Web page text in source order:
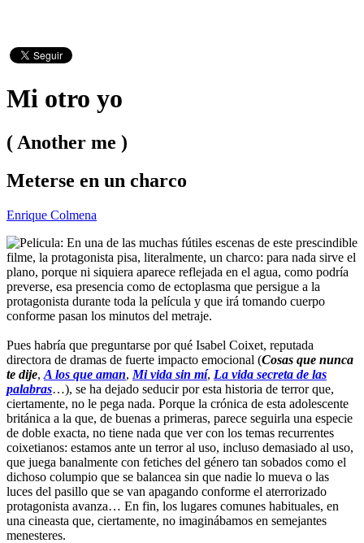
Mi otro yo
( Another me )
Meterse en un charco
Enrique Colmena
En una de las muchas fútiles escenas de este prescindible
filme, la protagonista pisa, literalmente, un charco: para nada sirve el
plano, porque ni siquiera aparece reflejada en el agua, como podría
preverse, esa presencia como de ectoplasma que persigue a la
protagonista durante toda la película y que irá tomando cuerpo
conforme pasan los minutos del metraje.
Pues habría que preguntarse por qué Isabel Coixet, reputada
directora de dramas de fuerte impacto emocional (Cosas que nunca
te dije, A los que aman, Mi vida sin mí, La vida secreta de las
palabras…), se ha dejado seducir por esta historia de terror que,
ciertamente, no le pega nada. Porque la crónica de esta adolescente
británica a la que, de buenas a primeras, parece seguirla una especie
de doble exacta, no tiene nada que ver con los temas recurrentes
coixetianos: estamos ante un terror al uso, incluso demasiado al uso,
que juega banalmente con fetiches del género tan sobados como el
dichoso columpio que se balancea sin que nadie lo mueva o las
luces del pasillo que se van apagando conforme el aterrorizado
protagonista avanza… En fin, los lugares comunes habituales, en
una cineasta que, ciertamente, no imaginábamos en semejantes
menesteres.